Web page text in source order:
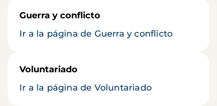
Guerra y conflicto
Ir a la página de Guerra y conflicto
Voluntariado
Ir a la página de Voluntariado